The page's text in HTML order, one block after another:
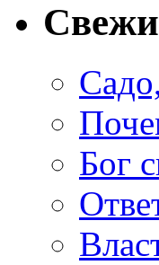
Бог